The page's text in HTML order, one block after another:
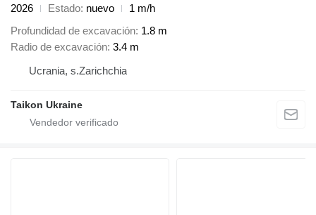
2026
Estado nuevo
1 m/h
Profundidad de excavación 1.8 m
Radio de excavación 3.4 m
Ucrania, s.Zarichchia
Taikon Ukraine